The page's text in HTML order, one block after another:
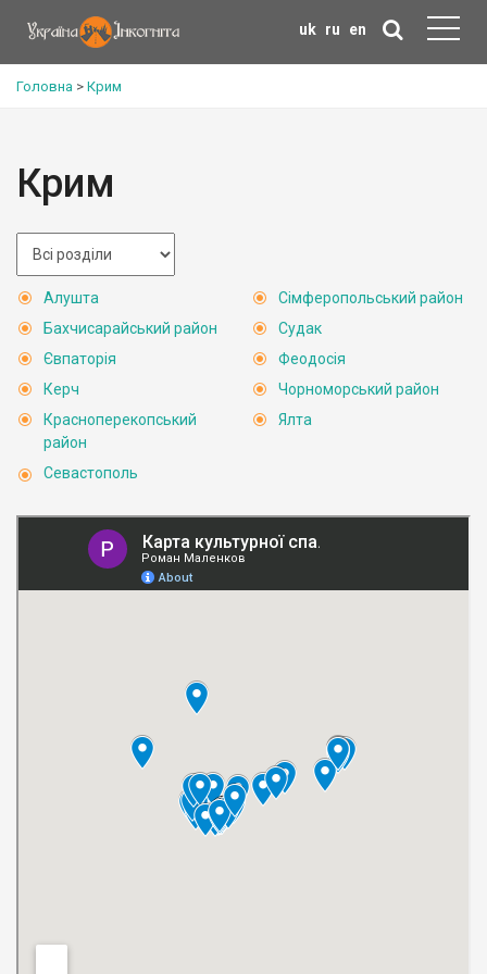
uk ru en
Головна > Крим
Крим
Алушта
Бахчисарайський район
Євпаторія
Керч
Красноперекопський
район
Севастополь
Сімферопольський район
Судак
Феодосія
Чорноморський район
Ялта